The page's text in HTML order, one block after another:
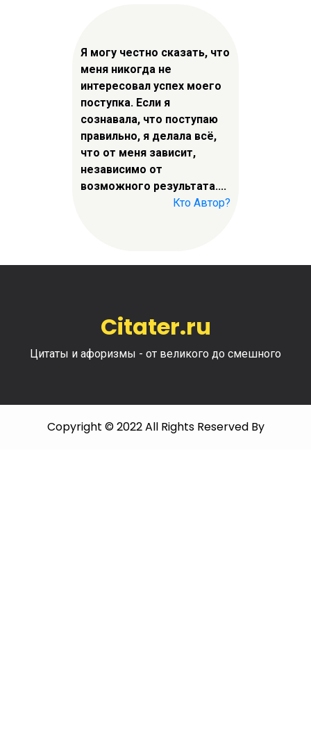
Я могу честно сказать, что
меня никогда не
интересовал успех моего
поступка. Если я
сознавала, что поступаю
правильно, я делала всё,
что от меня зависит,
независимо от
возможного результата....
Кто Автор?
Citater.ru
Цитаты и афоризмы - от великого до смешного
Copyright © 2022 All Rights Reserved By